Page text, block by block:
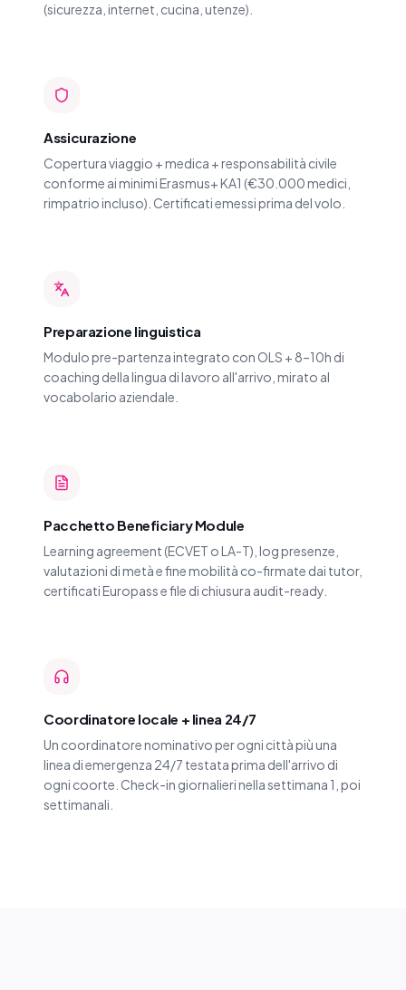
(sicurezza, internet, cucina, utenze).
Assicurazione
Copertura viaggio + medica + responsabilità civile
conforme ai minimi Erasmus+ KA1 (€30.000 medici,
rimpatrio incluso). Certificati emessi prima del volo.
Preparazione linguistica
Modulo pre-partenza integrato con OLS + 8–10h di
coaching della lingua di lavoro all'arrivo, mirato al
vocabolario aziendale.
Pacchetto Beneficiary Module
Learning agreement (ECVET o LA-T), log presenze,
valutazioni di metà e fine mobilità co-firmate dai tutor,
certificati Europass e file di chiusura audit-ready.
Coordinatore locale + linea 24/7
Un coordinatore nominativo per ogni città più una
linea di emergenza 24/7 testata prima dell'arrivo di
ogni coorte. Check-in giornalieri nella settimana 1, poi
settimanali.